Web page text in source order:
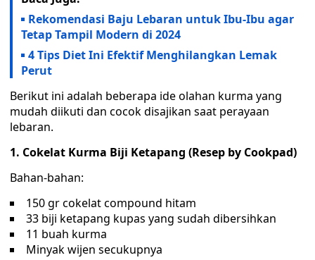
Rekomendasi Baju Lebaran untuk Ibu-Ibu agar
Tetap Tampil Modern di 2024
4 Tips Diet Ini Efektif Menghilangkan Lemak
Perut
Berikut ini adalah beberapa ide olahan kurma yang
mudah diikuti dan cocok disajikan saat perayaan
lebaran.
1. Cokelat Kurma Biji Ketapang (Resep by Cookpad)
Bahan-bahan:
150 gr cokelat compound hitam
33 biji ketapang kupas yang sudah dibersihkan
11 buah kurma
Minyak wijen secukupnya